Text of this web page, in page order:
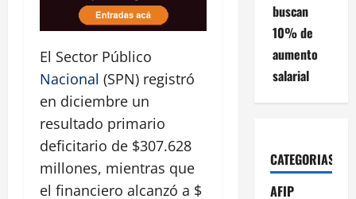
El Sector Público
Nacional (SPN) registró
en diciembre un
resultado primario
deficitario de $307.628
millones, mientras que
el financiero alcanzó a $
buscan
10% de
aumento
salarial
CATEGORIAS
AFIP